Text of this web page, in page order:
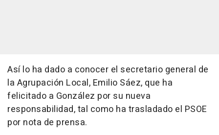
Así lo ha dado a conocer el secretario general de
la Agrupación Local, Emilio Sáez, que ha
felicitado a González por su nueva
responsabilidad, tal como ha trasladado el PSOE
por nota de prensa.